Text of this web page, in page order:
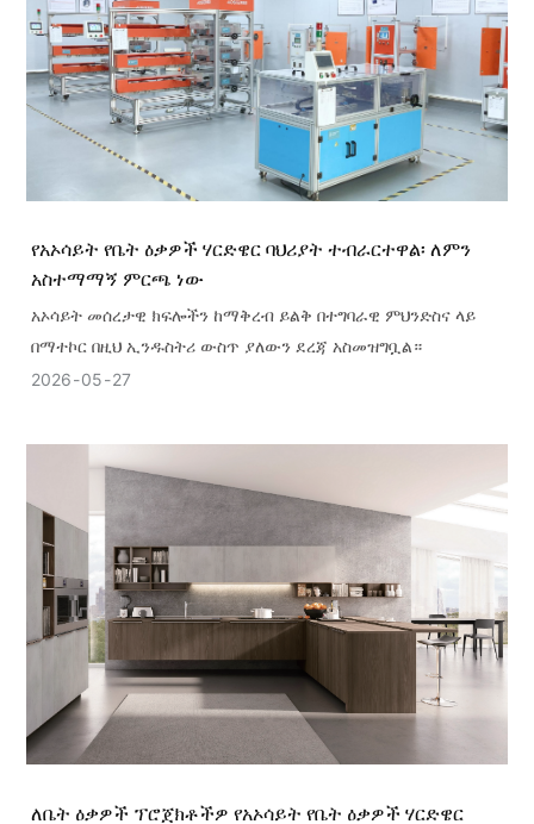
የአኦሳይት የቤት ዕቃዎች ሃርድዌር ባህሪያት ተብራርተዋል፡ ለምን
አስተማማኝ ምርጫ ነው
አኦሳይት መሰረታዊ ክፍሎችን ከማቅረብ ይልቅ በተግባራዊ ምህንድስና ላይ
በማተኮር በዚህ ኢንዱስትሪ ውስጥ ያለውን ደረጃ አስመዝግቧል።
2026 05 27
ለቤት ዕቃዎች ፕሮጀክቶችዎ የአኦሳይት የቤት ዕቃዎች ሃርድዌር